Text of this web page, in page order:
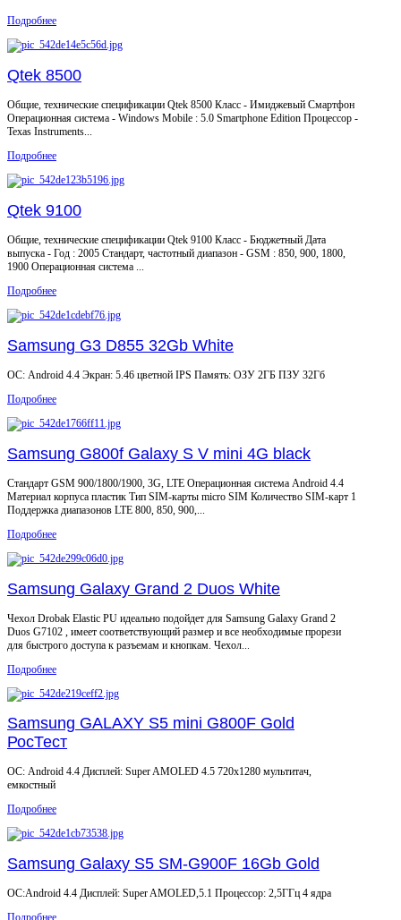
Подробнее
Qtek 8500
Общие, технические спецификации Qtek 8500 Класс - Имиджевый Смартфон
Операционная система - Windows Mobile : 5.0 Smartphone Edition Процессор -
Texas Instruments...
Подробнее
Qtek 9100
Общие, технические спецификации Qtek 9100 Класс - Бюджетный Дата
выпуска - Год : 2005 Стандарт, частотный диапазон - GSM : 850, 900, 1800,
1900 Операционная система ...
Подробнее
Samsung G3 D855 32Gb White
ОС: Android 4.4 Экран: 5.46 цветной IPS Память: ОЗУ 2ГБ ПЗУ 32Гб
Подробнее
Samsung G800f Galaxy S V mini 4G black
Стандарт GSM 900/1800/1900, 3G, LTE Операционная система Android 4.4
Материал корпуса пластик Тип SIM-карты micro SIM Количество SIM-карт 1
Поддержка диапазонов LTE 800, 850, 900,...
Подробнее
Samsung Galaxy Grand 2 Duos White
Чехол Drobak Elastic PU идеально подойдет для Samsung Galaxy Grand 2
Duos G7102 , имеет соответствующий размер и все необходимые прорези
для быстрого доступа к разъемам и кнопкам. Чехол...
Подробнее
Samsung GALAXY S5 mini G800F Gold
РосТест
ОС: Android 4.4 Дисплей: Super AMOLED 4.5 720x1280 мультитач,
емкостный
Подробнее
Samsung Galaxy S5 SM-G900F 16Gb Gold
ОС:Android 4.4 Дисплей: Super AMOLED,5.1 Процессор: 2,5ГГц 4 ядра